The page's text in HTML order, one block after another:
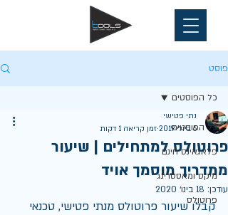
פוסט
כל הפוסטים
פלאגאינס חינם
מיקס ומאסטרינג
פרוטולס
כל הפוסטים
פרוטולס למתחילים | שיעור
ממדריך מוסמך אויד
נתי פטישי
6 ביולי 2019
זמן קריאה 1 דקות
עודכן: 18 בינו׳ 2020
קבלו שיעור פרוטולס מנתי פטישי, טכנאי